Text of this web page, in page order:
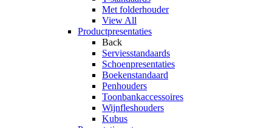
Met folderhouder
View All
Productpresentaties
Back
Serviesstandaards
Schoenpresentaties
Boekenstandaard
Penhouders
Toonbankaccessoires
Wijnfleshouders
Kubus